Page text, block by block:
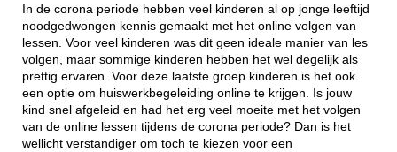
In de corona periode hebben veel kinderen al op jonge leeftijd
noodgedwongen kennis gemaakt met het online volgen van
lessen. Voor veel kinderen was dit geen ideale manier van les
volgen, maar sommige kinderen hebben het wel degelijk als
prettig ervaren. Voor deze laatste groep kinderen is het ook
een optie om huiswerkbegeleiding online te krijgen. Is jouw
kind snel afgeleid en had het erg veel moeite met het volgen
van de online lessen tijdens de corona periode? Dan is het
wellicht verstandiger om toch te kiezen voor een